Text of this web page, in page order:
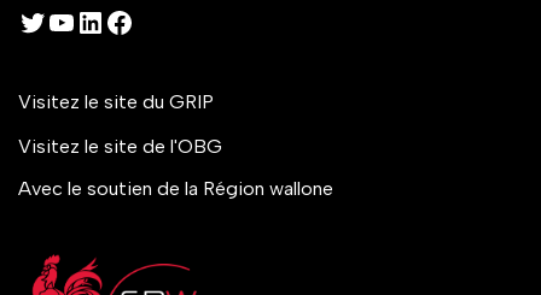
Visitez le site du GRIP
Visitez le site de l'OBG
Avec le soutien de la Région wallone